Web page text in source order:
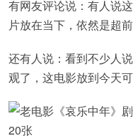
有网友评论说：有人说
片放在当下，依然是超
还有人说：看到不少人
观了，这电影放到今天可